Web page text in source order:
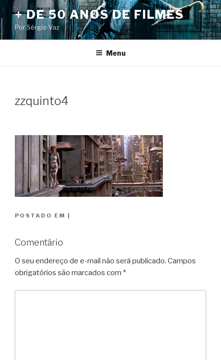
Pular
para
o
conteúdo
+ DE 50 ANOS DE FILMES
Por Sérgio Vaz
Menu
zzquinto4
POSTADO EM
Comentário
O seu endereço de e-mail não será publicado. Campos
obrigatórios são marcados com *